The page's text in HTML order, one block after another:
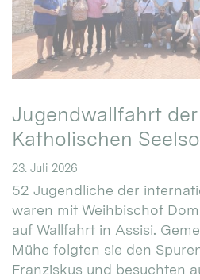
Jugendwallfahrt
Katholischen
23. Juli 2026
52 Jugendliche der
waren mit Weihbischof
auf Wallfahrt in Assisi.
Mühe folgten sie den
Franziskus und besuchten